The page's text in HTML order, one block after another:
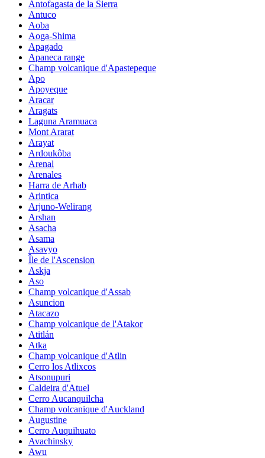
Antofagasta de la Sierra
Antuco
Aoba
Aoga-Shima
Apagado
Apaneca range
Champ volcanique d'Apastepeque
Apo
Apoyeque
Aracar
Aragats
Laguna Aramuaca
Mont Ararat
Arayat
Ardoukôba
Arenal
Arenales
Harra de Arhab
Arintica
Arjuno-Welirang
Arshan
Asacha
Asama
Asavyo
Île de l'Ascension
Askja
Aso
Champ volcanique d'Assab
Asuncion
Atacazo
Champ volcanique de l'Atakor
Atitlán
Atka
Champ volcanique d'Atlin
Cerro los Atlixcos
Atsonupuri
Caldeira d'Atuel
Cerro Aucanquilcha
Champ volcanique d'Auckland
Augustine
Cerro Auquihuato
Avachinsky
Awu